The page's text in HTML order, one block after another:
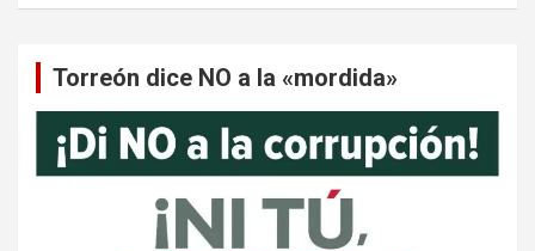
Torreón dice NO a la «mordida»